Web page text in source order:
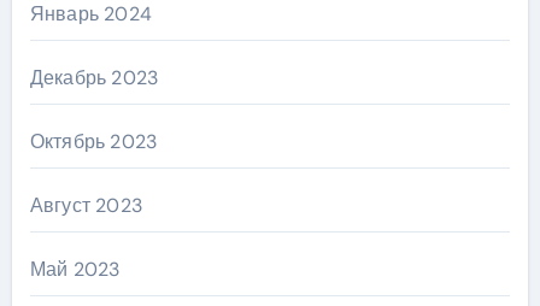
Январь 2024
Декабрь 2023
Октябрь 2023
Август 2023
Май 2023